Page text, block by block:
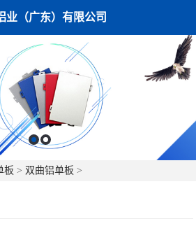
业（广东）有限公司
板 > 双曲铝单板 >